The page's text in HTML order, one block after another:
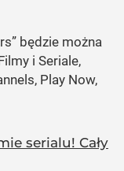
będzie można
i Seriale,
Play Now,
serialu! Cały